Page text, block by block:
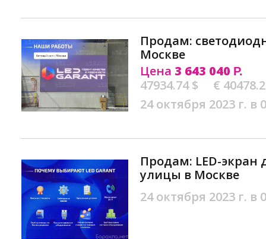
Продам:
Москве
Цена 3 643 040 Р.
47934.74 $
€
24 октября 2023 г. в
Продам: LED-
улицы в Москве
24 октября 2023 г. в